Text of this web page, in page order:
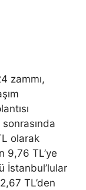
zammı,
sonrasında
olarak
9,76 TL’ye
İstanbul’lular
TL’den